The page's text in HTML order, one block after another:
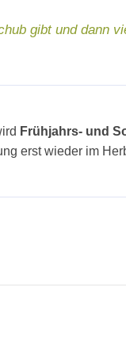
gibt und dann
Frühjahrs- und
erst wieder im